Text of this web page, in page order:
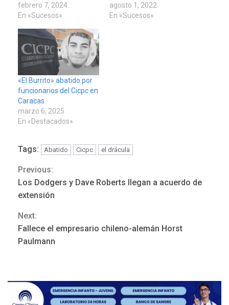
febrero 7, 2024
En «Sucesos»
agosto 1, 2022
En «Sucesos»
«El Burrito» abatido por
funcionarios del Cicpc en
Caracas
marzo 6, 2025
En «Destacados»
Tags: Abatido Cicpc el drácula
Continue
Reading
Previous:
Los Dodgers y Dave Roberts llegan a acuerdo de
extensión
Next:
Fallece el empresario chileno-alemán Horst
Paulmann
ÚLTIMA HORA
REGIONALES ÚLTIMA HORA